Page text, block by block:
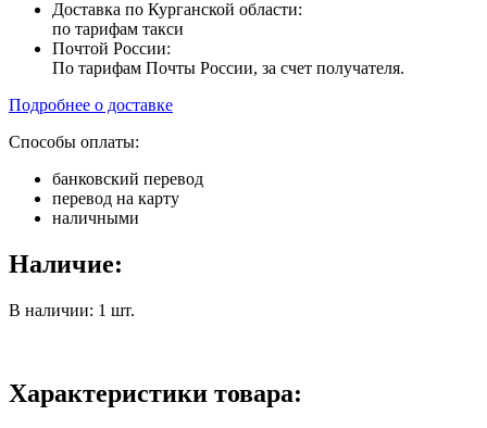
Доставка по Курганской области:
по тарифам такси
Почтой России:
По тарифам Почты России, за счет получателя.
Подробнее о доставке
Способы оплаты:
банковский перевод
перевод на карту
наличными
Наличие:
В наличии: 1 шт.
Характеристики товара: